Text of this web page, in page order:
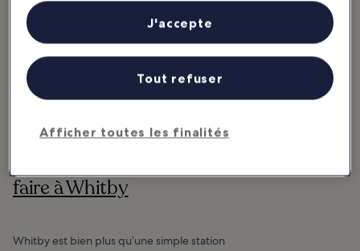
faire à Whitby
Whitby est bien plus qu’une simple station
personnalisés, mesure de performance des publicités et du contenu,
études d’audience et développement de services.
Liste de nos partenaires (fournisseurs)
Afficher toutes les finalités
Tout refuser
J'accepte